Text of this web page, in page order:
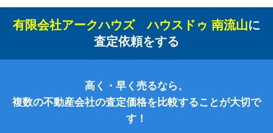
有限会社アークハウズ ハウスドゥ 南流山に
査定依頼をする
高く・早く売るなら、
複数の不動産会社の査定価格を比較することが大切で
す！